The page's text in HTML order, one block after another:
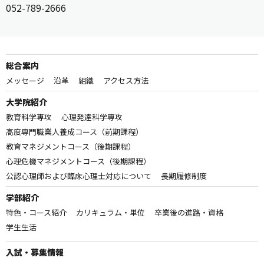
052-789-2666
総合案内
メッセージ 沿革 組織 アクセス方法
大学院紹介
教育科学専攻
心理発達科学専攻
高度専門職業人養成コース（前期課程）
教育マネジメントコース（後期課程）
心理危機マネジメントコース（後期課程）
公認心理師および臨床心理士対応について
長期履修制度
学部紹介
特色・コース紹介 カリキュラム・単位
卒業後の進路・資格
学生生活
入試・募集情報